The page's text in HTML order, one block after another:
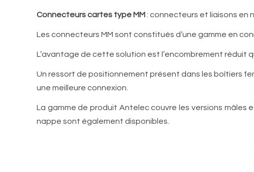
Connecteurs cartes type MM: connecteurs et liaisons en
Les connecteurs MM sont constitués d’une gamme en
L’avantage de cette solution est l’encombrement réduit
Un ressort de positionnement présent dans les boîtiers
une meilleure connexion.
La gamme de produit Antelec couvre les versions
nappe sont également disponibles.